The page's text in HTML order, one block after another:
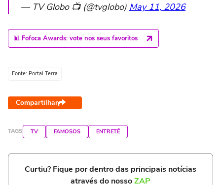
— TV Globo 📺 (@tvglobo) May 11, 2026
📊 Fofoca Awards: vote nos seus favoritos
Fonte: Portal Terra
Compartilhar
TAGS TV FAMOSOS ENTRETÊ
Curtiu? Fique por dentro das principais notícias
através do nossoZAP